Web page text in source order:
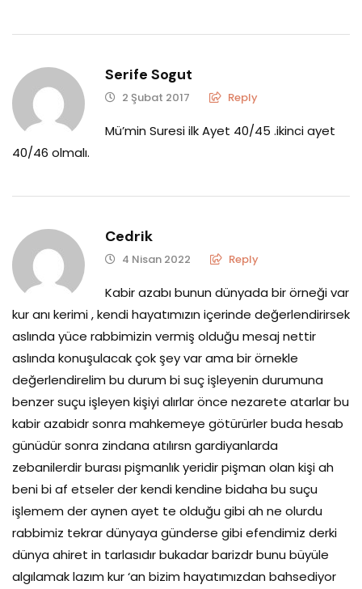
Serife Sogut
2 Şubat 2017 Reply
Mü’min Suresi ilk Ayet 40/45 .ikinci ayet
40/46 olmalı.
Cedrik
4 Nisan 2022 Reply
Kabir azabı bunun dünyada bir örneği var
kur anı kerimi , kendi hayatımızın içerinde değerlendirirsek
aslında yüce rabbimizin vermiş olduğu mesaj nettir
aslında konuşulacak çok şey var ama bir örnekle
değerlendirelim bu durum bi suç işleyenin durumuna
benzer suçu işleyen kişiyi alırlar önce nezarete atarlar bu
kabir azabidr sonra mahkemeye götürürler buda hesab
günüdür sonra zindana atılırsn gardiyanlarda
zebanilerdir burası pişmanlık yeridir pişman olan kişi ah
beni bi af etseler der kendi kendine bidaha bu suçu
işlemem der aynen ayet te olduğu gibi ah ne olurdu
rabbimiz tekrar dünyaya günderse gibi efendimiz derki
dünya ahiret in tarlasıdır bukadar barizdr bunu büyüle
algılamak lazım kur ‘an bizim hayatımızdan bahsediyor